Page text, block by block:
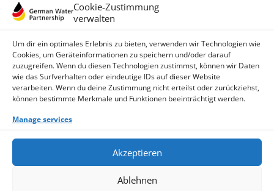
Cookie-Zustimmung
verwalten
Um dir ein optimales Erlebnis zu bieten, verwenden wir Technologien wie
Cookies, um Geräteinformationen zu speichern und/oder darauf
zuzugreifen. Wenn du diesen Technologien zustimmst, können wir Daten
wie das Surfverhalten oder eindeutige IDs auf dieser Website
verarbeiten. Wenn du deine Zustimmung nicht erteilst oder zurückziehst,
können bestimmte Merkmale und Funktionen beeinträchtigt werden.
Manage services
Akzeptieren
Ablehnen
German Water Partnership e.V.
Invalidenstraße 91
10115 Berlin, Germany
+49 30 3988722 0
Contact
Data Protection